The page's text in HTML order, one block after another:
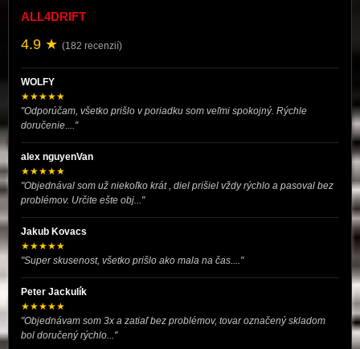
ALL4DRIFT
4.9 ★ (182 recenzií)
WOLFY
★★★★★
"Odporúčam, všetko prišlo v poriadku som veľmi spokojný. Rýchle
doručenie...."
alex nguyenVan
★★★★★
"Objednával som už niekoľko krát , diel prišiel vždy rýchlo a pasoval bez
problémov. Určite ešte obj..."
Jakub Kovacs
★★★★★
"Super skusenost, všetko prišlo ako mala na čas...."
Peter Jackulík
★★★★★
"Objednávam som 3x a zatiaľ bez problémov, tovar označený skladom
bol doručený rýchlo..."